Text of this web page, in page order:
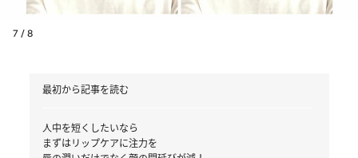
7 / 8
最初から記事を読む
人中を短くしたいなら
まずはリップケアに注力を